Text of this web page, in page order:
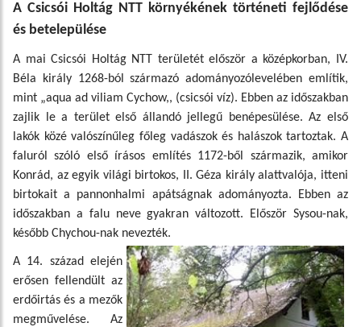
A Csicsói Holtág NTT környékének történeti fejlődése
és betelepülése
A mai Csicsói Holtág NTT területét először a középkorban, IV.
Béla király 1268-ból származó adományozólevelében említik,
mint „aqua ad viliam Cychow,, (csicsói víz). Ebben az időszakban
zajlik le a terület első állandó jellegű benépesülése. Az első
lakók közé valószínűleg főleg vadászok és halászok tartoztak. A
faluról szóló első írásos említés 1172-ből származik, amikor
Konrád, az egyik világi birtokos, II. Géza király alattvalója, itteni
birtokait a pannonhalmi apátságnak adományozta. Ebben az
időszakban a falu neve gyakran változott. Először Sysou-nak,
később Chychou-nak nevezték.
A 14. század elején
erősen fellendült az
erdőirtás és a mezők
megművelése. Az